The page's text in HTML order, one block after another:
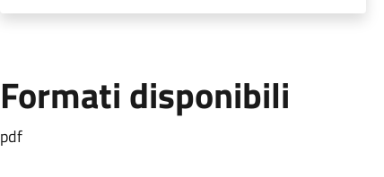
Formati disponibili
pdf